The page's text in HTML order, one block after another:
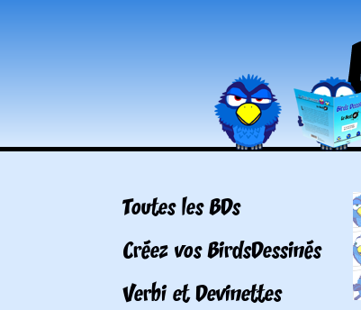
Toutes les BDs
Créez vos BirdsDessinés
Verbi et Devinettes